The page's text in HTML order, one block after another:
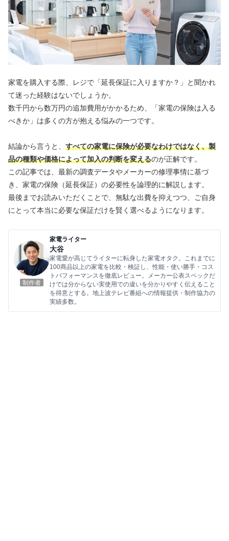
家電を購入する際、レジで「延長保証に入りますか？」と聞かれ
て迷った経験はないでしょうか。
数千円から数万円の追加費用がかかるため、「家電の保険は入る
べきか」は多くの方が抱える悩みの一つです。
結論から言うと、 すべての家電に保険が必要なわけではなく、製
品の種類や価格によって加入の判断を変えるのが正解です。
この記事では、最新の調査データやメーカーの修理事情に基づ
き、家電の保険（延長保証）の必要性を論理的に解説します。
最後までお読みいただくことで、無駄な出費を抑えつつ、ご自身
にとって本当に必要な保証だけを賢く選べるようになります。
制作者
家電ライター
大谷
家電愛が高じてライターに転身した家電オタク。これまでに
100商品以上の家電を比較・検証し、性能・使い勝手・コス
トパフォーマンスを徹底レビュー。メーカー公表スペックだ
けでは分からない実使用での違いを分かりやすく伝えること
を得意とする。地上波テレビ番組への情報提供・制作協力の
実績多数。